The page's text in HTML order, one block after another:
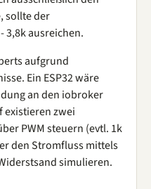
sollte der
3,8k ausreichen.
aufgrund
Ein ESP32 wäre
an den iobroker
existieren zwei
PWM steuern (evtl. 1k
den Stromfluss mittels
simulieren.